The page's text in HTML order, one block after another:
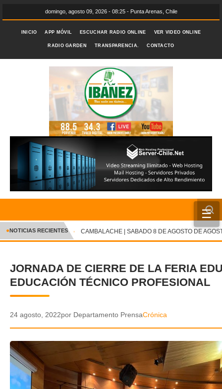
domingo, agosto 09, 2026 - 08:25 - Punta Arenas, Chile
INICIO APP MÓVIL ESCUCHAR RADIO ONLINE VER VIDEO ONLINE
RADIO GARDEN TRANSPARENCIA. CONTACTO
☰
INICIO
CRÓNICA
DEPORTES
POLICIAL
AUDIOS
VIDEOS
✕
●NOTICIAS RECIENTES CAMBALACHE | SABADO 8 DE AGOSTO DE
JORNADA DE CIERRE DE LA FERIA
EDUCACIÓN TÉCNICO PROFESIONAL
24 agosto, 2022por Departamento PrensaCrónica